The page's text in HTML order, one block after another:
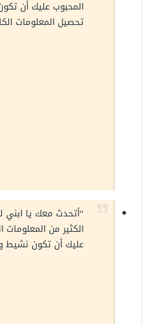
المحبوب عليك أن
تحصيل المعلومات
“أتحدث معك يا
الكثير من
عليك أن تكون نشيط